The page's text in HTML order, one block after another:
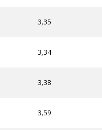
3,35
3,34
3,38
3,59